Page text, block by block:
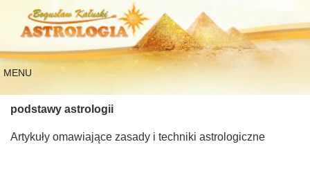
MENU
podstawy astrologii
Artykuły omawiające zasady i techniki astrologiczne